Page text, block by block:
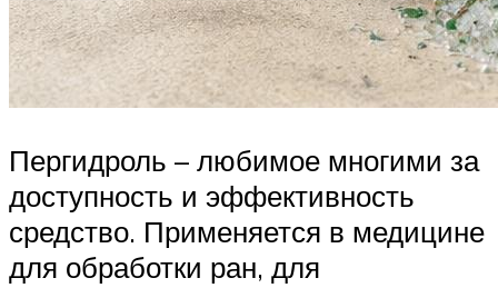
Пергидроль – любимое многими за
доступность и эффективность
средство. Применяется в медицине
для обработки ран, для